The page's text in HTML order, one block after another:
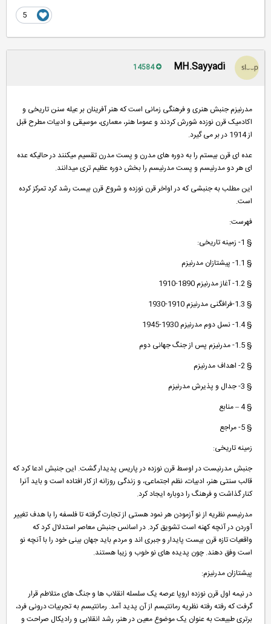
MH.Sayyadi
مدرنیزم جنبش هنری و فرهنگی زمانی است که هنر آفرینان بر عیله سنن تاریخی و
اکادمیک قرن نوزده شورش کردند و عموما هنر، معماری، موسیقی و ادبیات مطرح قبل
عده ای قرن بیستم را به دوره های مدرن و پست مدرن تقسیم میکنند در حالیکه عده
ای هر دو مدرنیسم و پست مدرنیسم را بخش دوره عظیم تری میدانند.
این مطلب به جنبشی که در اواخر قرن نوزده و شروع قرن بیست رشد کرد تمرکز کرده
است.
فهرست:
زمینه تاریخی:
جنبش مدرنیست در اوسط قرن نوزده در پاریس پدیدار گشت. این جنبش ادعا کرد که
قالب سنتی هنر، ادبیات، نظم اجتماعی، و زندگی روزانه از کار افتاده است و باید آنرا
کنار گذاشت و فرهنگ را دوباره ایجاد کرد.
مدرنیسم نظریه از نو آزمودن هر نمود هستی از تجارت گرفته تا فلسفه را با هدف تغییر
آوردن در آنچه کهنه است تشویق کرد. در اسانس جنبش معاصر استدلال کرد که
واقعیات تازه قرن بیست پایدار و جبری اند و مردم باید جهان بینی خود را با آنچه نو
است وفق دهند. چون پدیده های نو خوب و زیبا هستند.
پیشتازان مدرنیزم:
در نیمه اول قرن نوزده اروپا عرصه یک سلسله انقلاب ها و جنگ های متلاطم قرار
گرفت که رفته رفته نظریه رمانتیسم از آن پدید آمد. رمانتیسم به تجربیات درونی فرد،
برتری طبیعت به عنوان یک موضوع معین در هنر، رشد انقلابی و رادیکال صراحت و